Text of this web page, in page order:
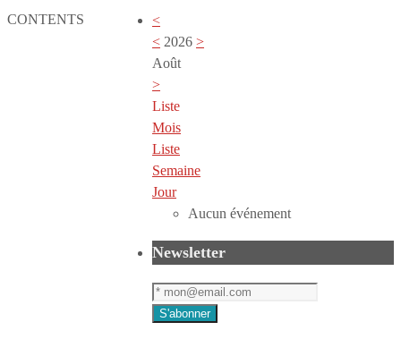
CONTENTS
<
< 2026 >
Août
>
Liste
Mois
Liste
Semaine
Jour
Aucun événement
Newsletter